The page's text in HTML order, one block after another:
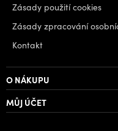
Zásady použití cookies
Zásady zpracování
Kontakt
O NÁKUPU
MŮJ ÚČET